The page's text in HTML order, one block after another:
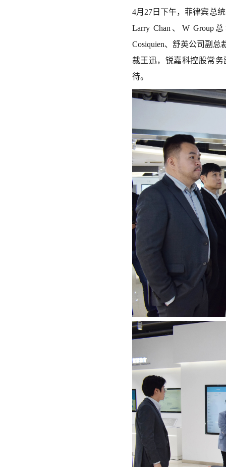
4月27日下午，菲律宾总
Larry Chan、W Group
Cosiquien、舒英公司副
裁王迅， 锐嘉科控股常
待。